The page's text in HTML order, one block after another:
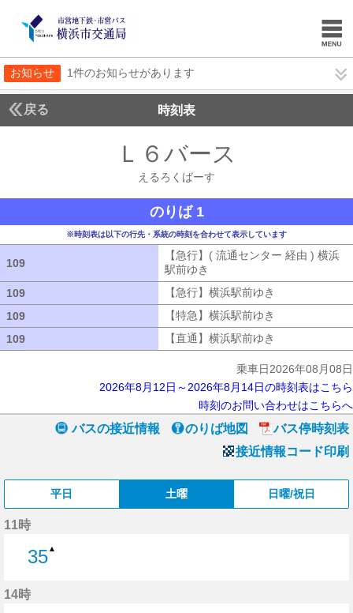
お知らせ 1件のお知らせがあります
戻る 時刻表
Ｌ６バース
えるろくばーす
のりば 1
※時刻表は以下の行先・系統の時刻を合わせて表示しています
109
【急行】( 流通センター 経由 ) 横浜
駅前ゆき
109
【急行】横浜駅前ゆき
109
【特急】横浜駅前ゆき
109
【直通】横浜駅前ゆき
乗車日2026年08月08日
2026年8月12日～2026年8月14日の時刻表はこちら
時刻のお問い合わせはこちらへ
バスの接近情報 のりば地図
バス停時刻表
接近情報コード印刷
平日 土曜 日曜/祝日
11時
35▲
14時